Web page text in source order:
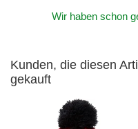
Wir haben schon
Kunden, die diesen
gekauft